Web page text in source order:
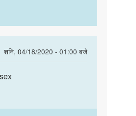
शनि, 04/18/2020 - 01:00 बजे